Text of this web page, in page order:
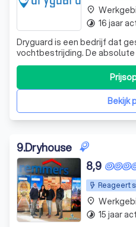
Dryguard is een bedrijf dat
vochtbestrijding. De
behandelen van muren tegen
is een gezonde KMO met
dat zich richt op klanten die
willen injecteren tegenBekijk
place
timelapse 16 jaar
9.Dryhouse
Reageert
8,9
place
timelapse 15 jaar